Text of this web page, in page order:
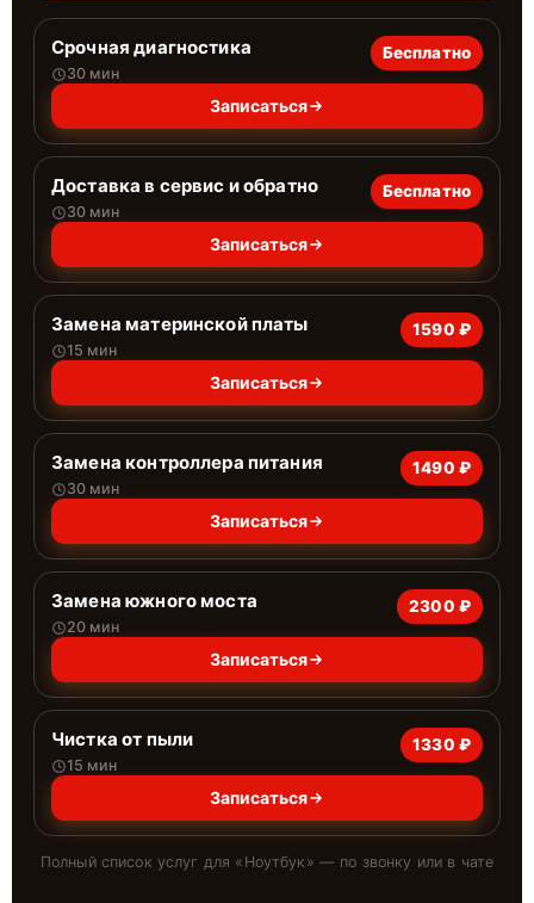
Срочная диагностика
30 мин
Бесплатно
Записаться
Доставка в сервис и обратно
30 мин
Бесплатно
Записаться
Замена материнской платы
15 мин
1590 ₽
Записаться
Замена контроллера питания
30 мин
1490 ₽
Записаться
Замена южного моста
20 мин
2300 ₽
Записаться
Чистка от пыли
15 мин
1330 ₽
Записаться
Полный список услуг для « Ноутбук » — по звонку или в чате